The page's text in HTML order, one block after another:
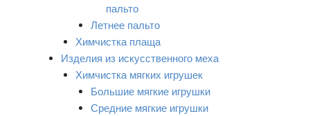
пальто
Летнее пальто
Химчистка плаща
Изделия из искусственного меха
Химчистка мягких игрушек
Большие мягкие игрушки
Средние мягкие игрушки